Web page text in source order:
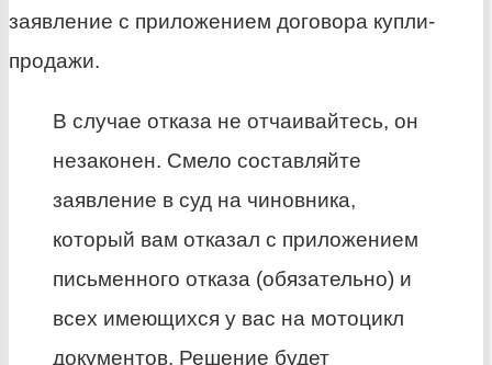
заявление с приложением договора купли-
продажи.
В случае отказа не отчаивайтесь, он
незаконен. Смело составляйте
заявление в суд на чиновника,
который вам отказал с приложением
письменного отказа (обязательно) и
всех имеющихся у вас на мотоцикл
документов. Решение будет